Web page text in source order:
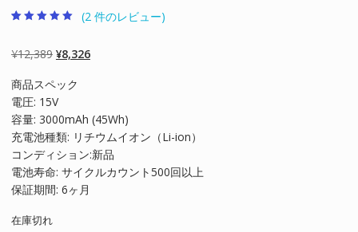
評価のうち、
5.00点
(2 件のレビュー)
¥12,389 元
価
格
は
¥12,389
で
し
た。
¥8,326現
格
は
¥8,326
で
商品スペック
電圧: 15V
容量: 3000mAh (45Wh)
充電池種類: リチウムイオン（Li-ion）
コンディション:新品
電池寿命: サイクルカウント500回以上
保証期間: 6ヶ月
在庫切れ